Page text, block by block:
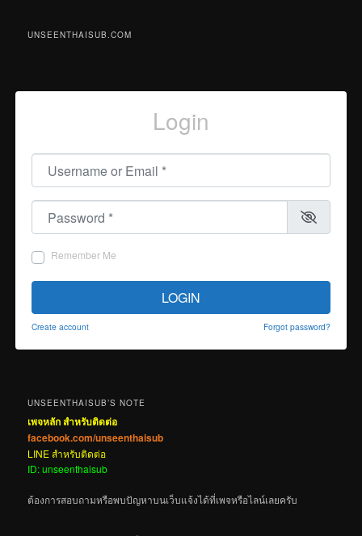
UNSEENTHAISUB.COM
Login
Username or Email
Password
Remember Me
LOGIN
Create account Forgot password?
UNSEENTHAISUB’S NOTE
เพจหลัก สำหรับติดต่อ
facebook.com/unseenthaisub
LINE สำหรับติดต่อ
ID: unseenthaisub
ต้องการสอบถามหรือพบปัญหาบนเว็บแจ้งได้ที่เพจหรือไลน์เลยครับ